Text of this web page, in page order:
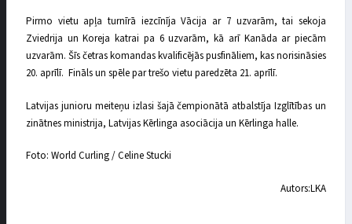
Pirmo vietu apļa turnīrā iezcīnīja Vācija ar 7 uzvarām, tai sekoja
Zviedrija un Koreja katrai pa 6 uzvarām, kā arī Kanāda ar piecām
uzvarām. Šīs četras komandas kvalificējās pusfināliem, kas norisināsies
20. aprīlī. Fināls un spēle par trešo vietu paredzēta 21. aprīlī.
Latvijas junioru meiteņu izlasi šajā čempionātā atbalstīja Izglītības un
zinātnes ministrija, Latvijas Kērlinga asociācija un Kērlinga halle.
Foto: World Curling / Celine Stucki
Autors:LKA